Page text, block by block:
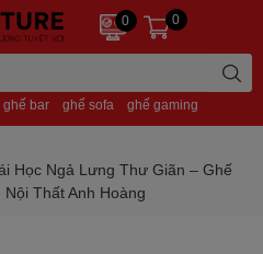
ghế bar ghế sofa ghế gaming
0 0
Học Ngả Lưng Thư Giãn – Ghế
Thất Anh Hoàng